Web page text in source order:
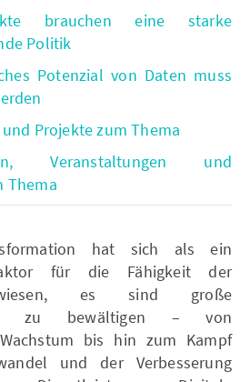
brauchen eine starke
Politik
Potenzial von Daten muss
Projekte zum Thema
Veranstaltungen und
Thema
hat sich als ein
für die Fähigkeit der
es sind große
zu bewältigen – von
bis hin zum Kampf
und der Verbesserung